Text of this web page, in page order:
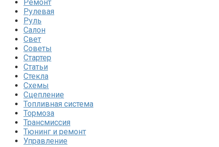
Ремонт
Рулевая
Руль
Салон
Свет
Советы
Стартер
Статьи
Стекла
Схемы
Сцепление
Топливная система
Тормоза
Трансмиссия
Тюнинг и ремонт
Управление